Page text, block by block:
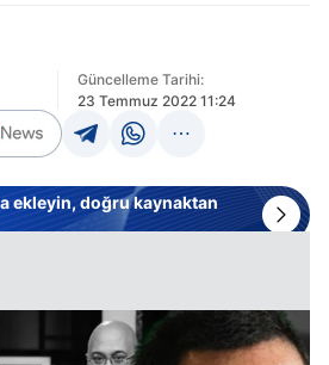
Güncelleme Tarihi:
23 Temmuz 2022 11:24
ekleyin, doğru kaynaktan